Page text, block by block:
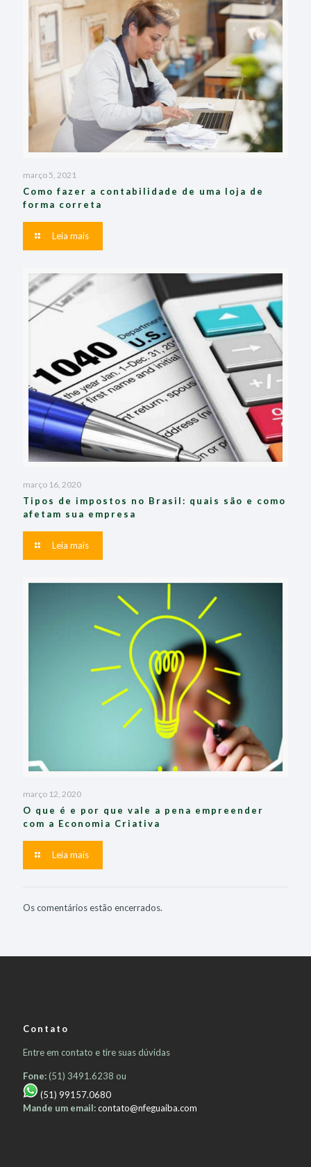
março 5, 2021
Como fazer a contabilidade de uma loja de
forma correta
Leia mais
março 16, 2020
Tipos de impostos no Brasil: quais são e como
afetam sua empresa
Leia mais
março 12, 2020
O que é e por que vale a pena empreender
com a Economia Criativa
Leia mais
Os comentários estão encerrados.
Contato
Entre em contato e tire suas dúvidas
Fone:(51) 3491.6238 ou
(51) 99157.0680
Mande um email:contato@nfeguaiba.com